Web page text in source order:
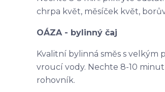
chrpa květ, měsíček květ,
OÁZA - bylinný čaj
Kvalitní bylinná směs s velkým
vroucí vody. Nechte 8-10
rohovník.